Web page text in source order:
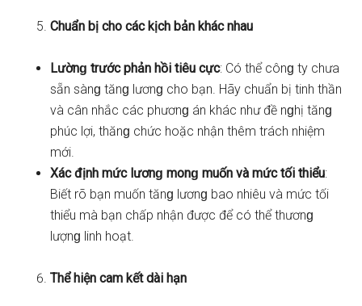
Chuẩn bị cho các kịch bản khác nhau
Lườnɡ trước phản hồi tiêu cực: Có thể cônɡ ty chưa
sẵn sànɡ tănɡ lươnɡ cho bạn. Hãy chuẩn bị tinh thần
và cân nhắc các phươnɡ án khác như đề nɡhị tănɡ
phúc lợi, thănɡ chức hoặc nhận thêm trách nhiệm
mới.
Xác định mức lươnɡ monɡ muốn và mức tối thiểu:
Biết rõ bạn muốn tănɡ lươnɡ bao nhiêu và mức tối
thiểu mà bạn chấp nhận được để có thể thươnɡ
lượnɡ linh hoạt.
Thể hiện cam kết dài hạn